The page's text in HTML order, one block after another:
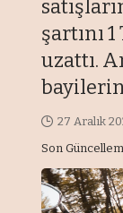
şartını
uzattı.
Son
27 Aralık